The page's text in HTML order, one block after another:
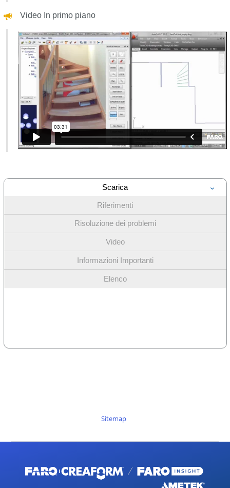
Video In primo piano
Scarica
Riferimenti
Risoluzione dei problemi
Video
Informazioni Importanti
Elenco
Sitemap